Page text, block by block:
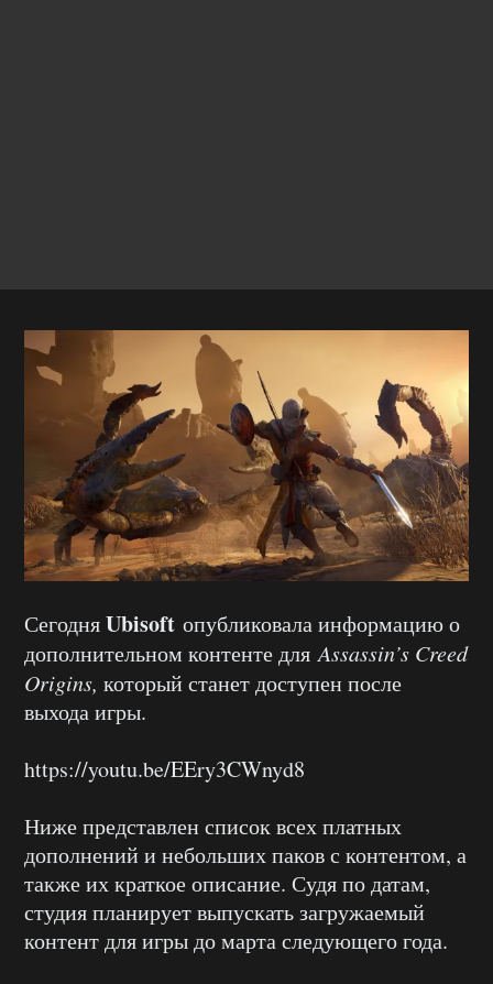
СегодняUbisoft опубликовала информацию о
дополнительном контенте дляAssassin’s Creed
Origins, который станет доступен после
выхода игры.
https://youtu.be/EEry3CWnyd8
Ниже представлен список всех платных
дополнений и небольших паков с контентом, а
также их краткое описание. Судя по датам,
студия планирует выпускать загружаемый
контент для игры до марта следующего года.